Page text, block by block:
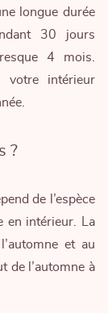
longue durée
30 jours
4 mois.
votre intérieur
?
de l’espèce
en intérieur. La
et au
de l’automne à